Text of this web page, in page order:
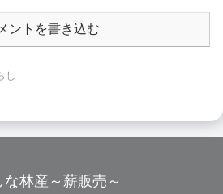
ントを書き込む
し
な林産～薪販売～